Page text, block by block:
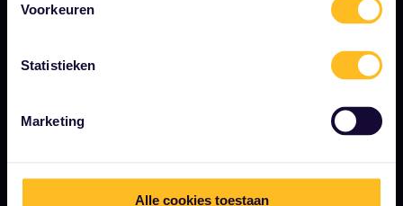
Voorkeuren
Statistieken
Marketing
Alle cookies toestaan
Terugbetalingen en omruilingen